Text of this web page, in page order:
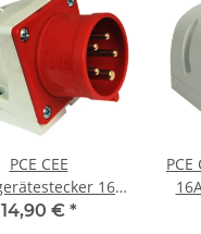
PCE CEE
16A
5-Polig 5156
14,90 € *